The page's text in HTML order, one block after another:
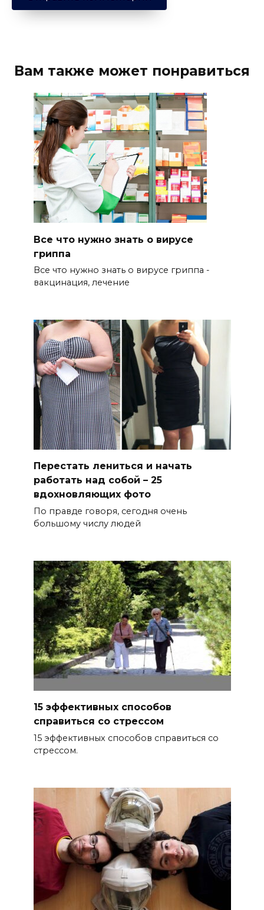
Вам также может понравиться
Все что нужно знать о вирусе
гриппа
Все что нужно знать о вирусе гриппа -
вакцинация, лечение
Перестать лениться и начать
работать над собой – 25
вдохновляющих фото
По правде говоря, сегодня очень
большому числу людей
15 эффективных способов
справиться со стрессом
15 эффективных способов справиться со
стрессом.